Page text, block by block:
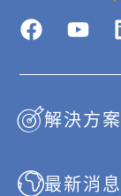
F
a
e
b
o
k
Y
o
t
u
b
解決方案
最新消息